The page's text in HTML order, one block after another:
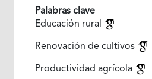
Palabras clave
Educación rural
Renovación de cultivos
Productividad agrícola